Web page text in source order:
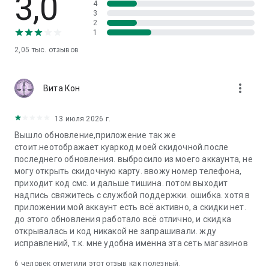
3,0
2,05 тыс. отзывов
4
3
2
1
Вита Кон more_vert
13 июля 2026 г.
Вышло обновление,приложение так же
стоит.неотображает куаркод моей скидочной.после
последнего обновления. выбросило из моего аккаунта, не
могу открыть скидочную карту. ввожу номер телефона,
приходит код смс. и дальше тишина. потом выходит
надпись свяжитесь с службой поддержки. ошибка. хотя в
приложении мой аккаунт есть всё активно, а скидки нет.
до этого обновления работало всё отлично, и скидка
открывалась и код никакой не запрашивали. жду
исправлений, т.к. мне удобна именна эта сеть магазинов
6 человек отметили этот отзыв как полезный.